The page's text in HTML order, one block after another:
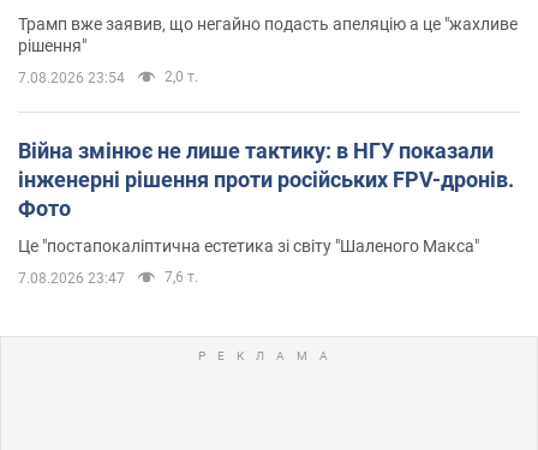
Трамп вже заявив, що негайно подасть апеляцію а це "жахливе
рішення"
7.08.2026 23:54 2,0 т.
Війна змінює не лише тактику: в НГУ показали
інженерні рішення проти російських FPV-дронів.
Фото
Це "постапокаліптична естетика зі світу "Шаленого Макса"
7.08.2026 23:47 7,6 т.